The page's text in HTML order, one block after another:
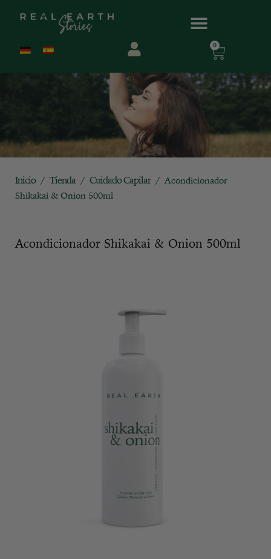
0
Inicio/ Tienda/ Cuidado Capilar/ Acondicionador
Shikakai & Onion 500ml
Acondicionador Shikakai & Onion 500ml